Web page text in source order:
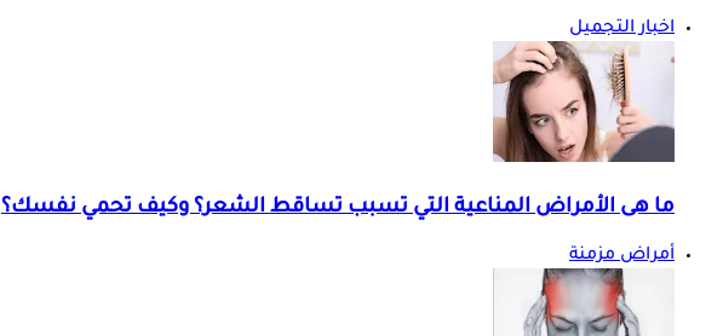
اخبار التجميل
ما هى الأمراض المناعية التي تسبب تساقط الشعر؟ وكيف تحمي نفسك؟
أمراض مزمنة